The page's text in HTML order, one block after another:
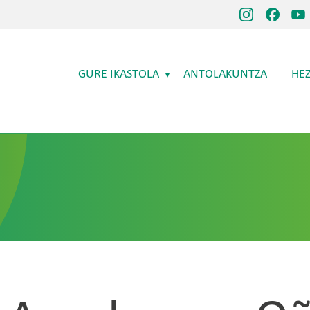
Main navigation
GURE IKASTOLA ANTOLAKUNTZA